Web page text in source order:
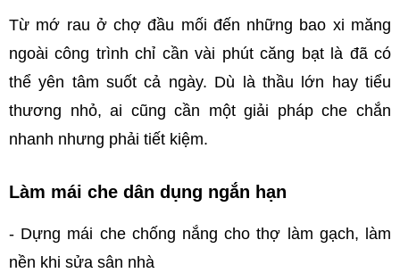
Từ mớ rau ở chợ đầu mối đến những bao xi măng
ngoài công trình chỉ cần vài phút căng bạt là đã có
thể yên tâm suốt cả ngày. Dù là thầu lớn hay tiểu
thương nhỏ, ai cũng cần một giải pháp che chắn
nhanh nhưng phải tiết kiệm.
Làm mái che dân dụng ngắn hạn
- Dựng mái che chống nắng cho thợ làm gạch, làm
nền khi sửa sân nhà